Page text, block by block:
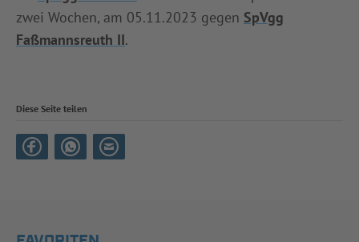
zwei Wochen, am 05.11.2023 gegen SpVgg
Faßmannsreuth II.
Diese Seite teilen